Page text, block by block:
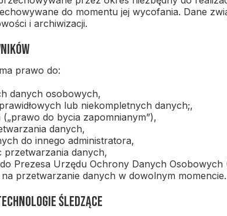
do momentu jej wycofania. Dane
i archiwizacji.
prawo do:
danych osobowych,
lub niekompletnych danych;,
do bycia zapomnianym”),
danych,
do innego administratora,
przetwarzania danych,
Prezesa Urzędu Ochrony Danych Osobowych
przetwarzanie danych w dowolnym momencie.
śledzące